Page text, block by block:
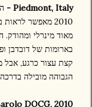
Piedmont, Italy -
2010 מאפשר
מאוד מינרלי
בארומות של דובדבן
קצת עצור כרגע, אבל
הגבוהה מובילה
DOCG,